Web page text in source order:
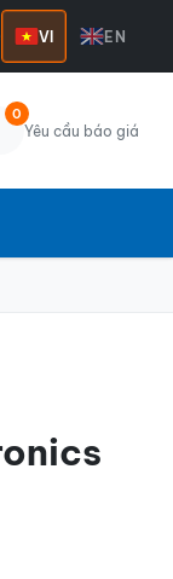
VI EN
0
Yêu cầu báo giá